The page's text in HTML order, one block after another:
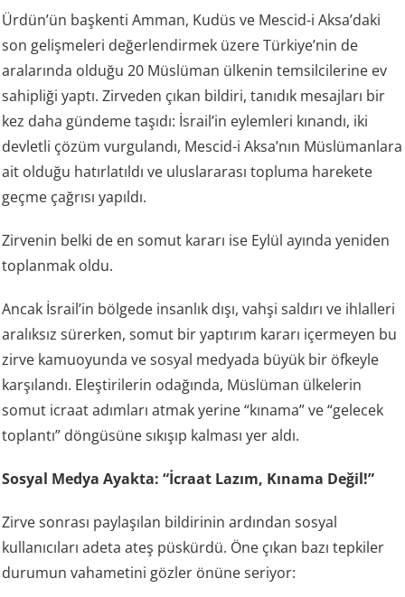
Ürdün’ün başkenti Amman, Kudüs ve Mescid-i Aksa’daki
son gelişmeleri değerlendirmek üzere Türkiye’nin de
aralarında olduğu 20 Müslüman ülkenin temsilcilerine ev
sahipliği yaptı. Zirveden çıkan bildiri, tanıdık mesajları bir
kez daha gündeme taşıdı: İsrail’in eylemleri kınandı, iki
devletli çözüm vurgulandı, Mescid-i Aksa’nın Müslümanlara
ait olduğu hatırlatıldı ve uluslararası topluma harekete
geçme çağrısı yapıldı.
Zirvenin belki de en somut kararı ise Eylül ayında yeniden
toplanmak oldu.
Ancak İsrail’in bölgede insanlık dışı, vahşi saldırı ve ihlalleri
aralıksız sürerken, somut bir yaptırım kararı içermeyen bu
zirve kamuoyunda ve sosyal medyada büyük bir öfkeyle
karşılandı. Eleştirilerin odağında, Müslüman ülkelerin
somut icraat adımları atmak yerine “kınama” ve “gelecek
toplantı” döngüsüne sıkışıp kalması yer aldı.
Sosyal Medya Ayakta: “İcraat Lazım, Kınama Değil!”
Zirve sonrası paylaşılan bildirinin ardından sosyal
kullanıcıları adeta ateş püskürdü. Öne çıkan bazı tepkiler
durumun vahametini gözler önüne seriyor: